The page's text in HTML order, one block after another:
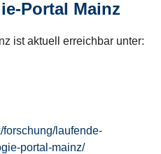
Portal Mainz
ist aktuell erreichbar unter:
laufende-
portal-mainz/